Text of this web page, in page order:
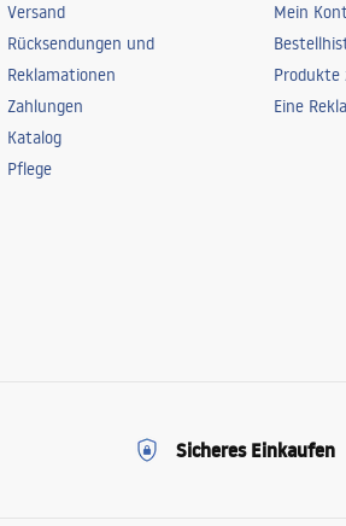
Versand
Rücksendungen und
Reklamationen
Zahlungen
Katalog
Pflege
Mein
Produkte
Eine
Sicheres Einkaufen